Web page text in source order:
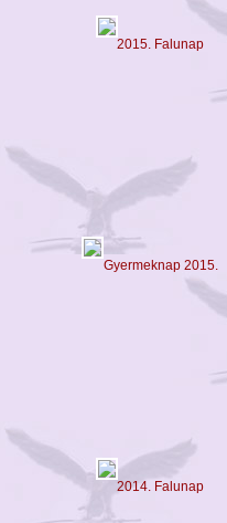
2015. Falunap
Gyermeknap 2015.
2014. Falunap